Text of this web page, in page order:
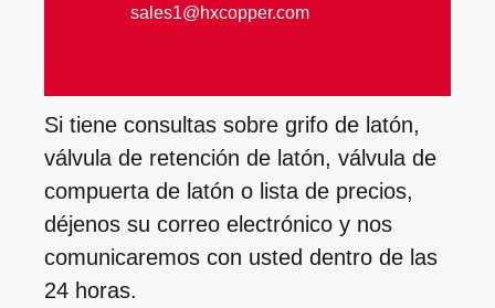
sales1@hxcopper.com
Si tiene consultas sobre grifo de latón,
válvula de retención de latón, válvula de
compuerta de latón o lista de precios,
déjenos su correo electrónico y nos
comunicaremos con usted dentro de las
24 horas.